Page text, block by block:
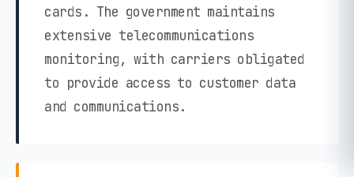
cards. The government maintains
extensive telecommunications
monitoring, with carriers obligated
to provide access to customer data
and communications.